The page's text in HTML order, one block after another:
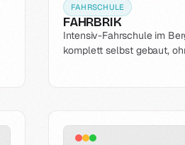
FAHRSCHULE
FAHRBRIK
Intensiv-Fahrschule im
komplett selbst gebaut,